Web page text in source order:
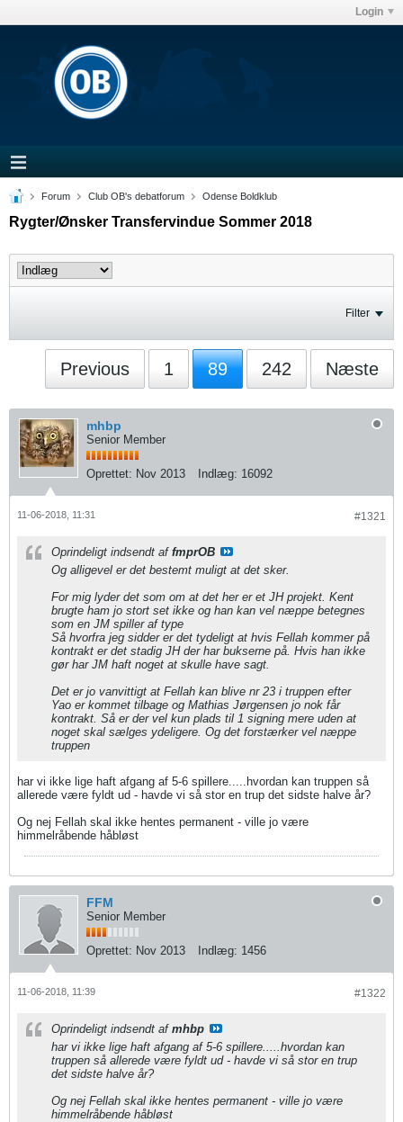
Login
Forum Club OB's debatforum Odense Boldklub
Rygter/Ønsker Transfervindue Sommer 2018
Filter
Previous 1 89 242 Næste
mhbp
Senior Member
Oprettet: Nov 2013 Indlæg: 16092
#1321
11-06-2018, 11:31
Oprindeligt indsendt af fmprOB
Og alligevel er det bestemt muligt at det sker.
For mig lyder det som om at det her er et JH projekt. Kent
brugte ham jo stort set ikke og han kan vel næppe betegnes
som en JM spiller af type
Så hvorfra jeg sidder er det tydeligt at hvis Fellah kommer på
kontrakt er det stadig JH der har bukserne på. Hvis han ikke
gør har JM haft noget at skulle have sagt.
Det er jo vanvittigt at Fellah kan blive nr 23 i truppen efter
Yao er kommet tilbage og Mathias Jørgensen jo nok får
kontrakt. Så er der vel kun plads til 1 signing mere uden at
noget skal sælges ydeligere. Og det forstærker vel næppe
truppen
har vi ikke lige haft afgang af 5-6 spillere.....hvordan kan truppen så
allerede være fyldt ud - havde vi så stor en trup det sidste halve år?
Og nej Fellah skal ikke hentes permanent - ville jo være
himmelråbende håbløst
FFM
Senior Member
Oprettet: Nov 2013 Indlæg: 1456
#1322
11-06-2018, 11:39
Oprindeligt indsendt af mhbp
har vi ikke lige haft afgang af 5-6 spillere.....hvordan kan
truppen så allerede være fyldt ud - havde vi så stor en trup
det sidste halve år?
Og nej Fellah skal ikke hentes permanent - ville jo være
himmelråbende håbløst